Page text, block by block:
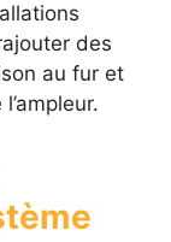
des
au fur et